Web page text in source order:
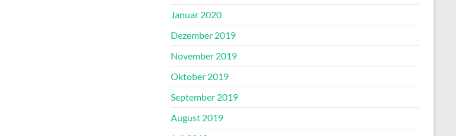
Januar 2020
Dezember 2019
November 2019
Oktober 2019
September 2019
August 2019